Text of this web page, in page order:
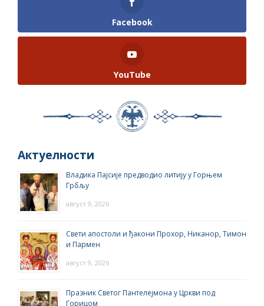
Facebook
YouTube
Актуелности
Владика Пајсије предводио литију у Горњем
Грбљу
август 9, 2026
Свети апостоли и ђакони Прохор, Никанор, Тимон
и Пармен
август 9, 2026
Празник Светог Пантелејмона у Цркви под
Горицом